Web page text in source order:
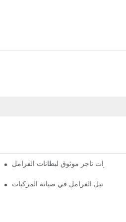
أهم مميزات تاجر موثوق لبطانات الفرامل
دور تجار تيل الفرامل في صيانة المركبات